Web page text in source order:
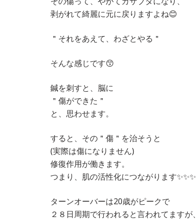
剥がれて綺麗に元に戻りますよね😊
＂それをあえて、わざとやる＂
そんな感じです😙
鍼を刺すと、脳に
＂傷ができた＂
と、思わせます。
すると、その＂傷＂を治そうと
(実際は傷になりません)
修復作用が働きます。
つまり、肌の活性化につながります✨✨✨
ターンオーバーは20歳がピークで
２８日周期で行われると言われてますが、